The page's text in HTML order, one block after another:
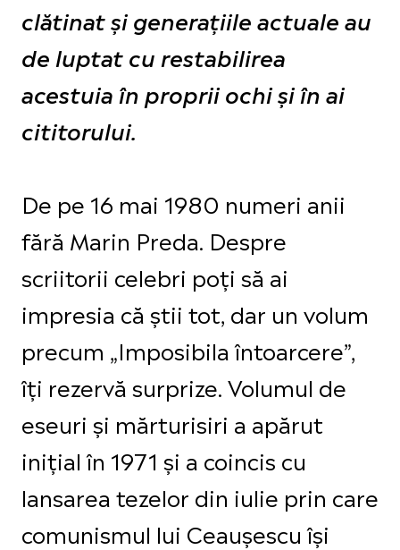
clătinat și generațiile actuale au
de luptat cu restabilirea
acestuia în proprii ochi și în ai
cititorului.
De pe 16 mai 1980 numeri anii
fără Marin Preda. Despre
scriitorii celebri poți să ai
impresia că știi tot, dar un volum
precum „Imposibila întoarcere”,
îți rezervă surprize. Volumul de
eseuri și mărturisiri a apărut
inițial în 1971 și a coincis cu
lansarea tezelor din iulie prin care
comunismul lui Ceaușescu își